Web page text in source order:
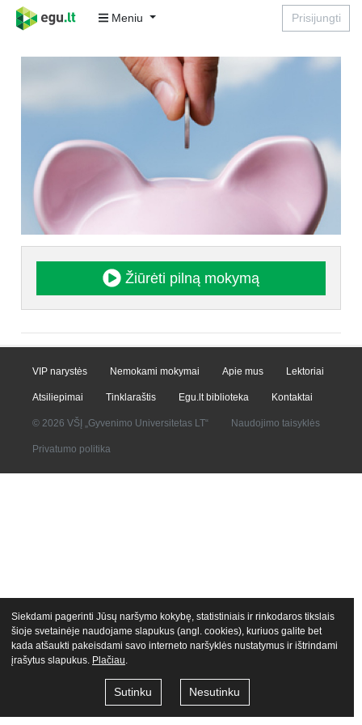
Meniu Prisijungti
Žiūrėti pilną mokymą
VIP narystės Nemokami mokymai Apie mus Lektoriai
Atsiliepimai Tinklaraštis Egu.lt biblioteka Kontaktai
© 2026 VŠĮ „Gyvenimo Universitetas LT“ Naudojimo taisyklės
Privatumo politika
Siekdami pagerinti Jūsų naršymo kokybę, statistiniais ir rinkodaros tikslais
šioje svetainėje naudojame slapukus (angl. cookies), kuriuos galite bet
kada atšaukti pakeisdami savo interneto naršyklės nustatymus ir ištrindami
įrašytus slapukus. Plačiau
Sutinku Nesutinku